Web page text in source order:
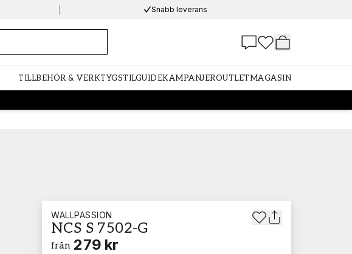
Snabb leverans
TILLBEHÖR & VERKTYGSTILGUIDEKAMPANJEROUTLETMAGASIN
WALLPASSION
NCS S 7502-G
från 279 kr